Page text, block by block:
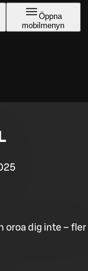
Öppna
mobilmenyn
oroa dig inte – fler